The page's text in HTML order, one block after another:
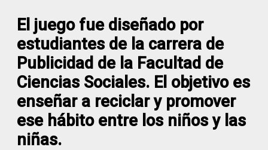
El juego fue diseñado por
estudiantes de la carrera de
Publicidad de la Facultad de
Ciencias Sociales. El objetivo es
enseñar a reciclar y promover
ese hábito entre los niños y las
niñas.